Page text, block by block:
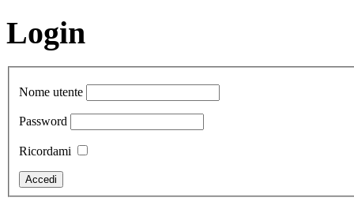
Login
Nome utente
Password
Ricordami